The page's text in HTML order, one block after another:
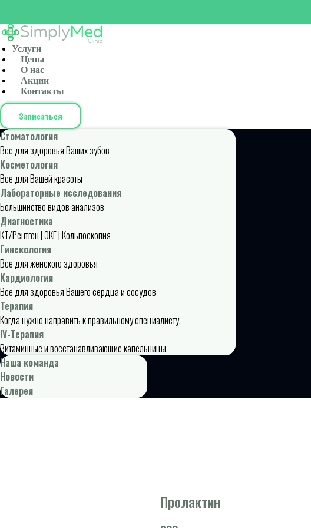
Услуги
Цены
О нас
Акции
Контакты
Записаться
Стоматология
Все для здоровья Ваших зубов
Косметология
Все для Вашей красоты
Лабораторные исследования
Большинство видов анализов
Диагностика
КТ/Рентген | ЭКГ | Кольпоскопия
Гинекология
Все для женского здоровья
Кардиология
Все для здоровья Вашего сердца и сосудов
Терапия
Когда нужно направить к правильному специалисту.
IV-Терапия
Витаминные и восстанавливающие капельницы
Наша команда
Новости
Галерея
Пролактин